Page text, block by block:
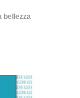
bellezza